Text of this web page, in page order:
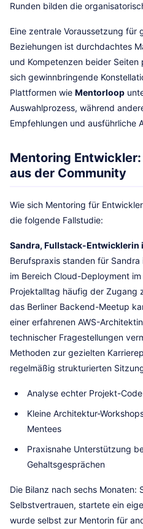
Runden bilden die
Eine zentrale Voraussetzung für
Beziehungen ist durchdachtes
und Kompetenzen beider
sich gewinnbringende
Plattformen wie Mentorloop
Auswahlprozess, während
Empfehlungen und ausführliche
Mentoring
aus der Community
Wie sich Mentoring für
die folgende Fallstudie:
Sandra, Fullstack-Entwicklerin
Berufspraxis standen für
im Bereich Cloud-Deployment
Projektalltag häufig der Zugang
das Berliner Backend-Meetup
einer erfahrenen AWS-
technischer Fragestellungen
Methoden zur gezielten
regelmäßig strukturierten
Analyse echter Projekt-
Kleine Architektur-
Mentees
Praxisnahe Unterstützung
Gehaltsgesprächen
Die Bilanz nach sechs Monaten:
Selbstvertrauen, startete ein
wurde selbst zur Mentorin für